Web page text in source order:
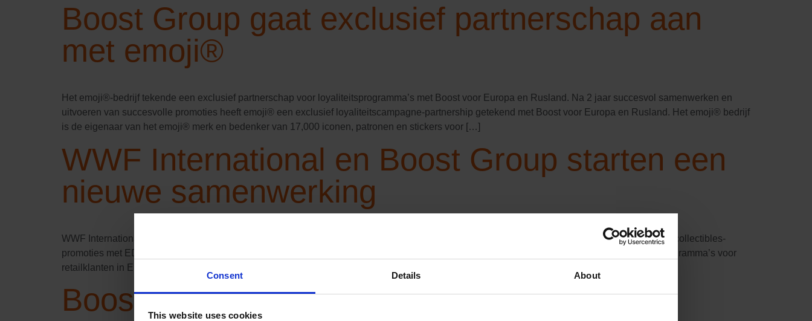
Consent Details About
This website uses cookies
Boost Group gaat exclusief partnerschap aan
met emoji®
Het emoji®-bedrijf tekende een exclusief partnerschap voor loyaliteitsprogramma’s met Boost voor Europa en Rusland. Na 2 jaar succesvol samenwerken en
uitvoeren van succesvolle promoties heeft emoji® een exclusief loyaliteitscampagne-partnership getekend met Boost voor Europa en Rusland. Het emoji® bedrijf
is de eigenaar van het emoji® merk en bedenker van 17,000 iconen, patronen en stickers voor […]
WWF International en Boost Group starten een
nieuwe samenwerking
WWF International en Boost Group werken samen aan de creatie van loyaliteitsprogramma’s voor retailklanten in Europa Na het succes van de collectibles-
promoties met EDEKA en COOP Zwitserland, werken WWF International en Boost Group samen aan de verdere uitrol van nieuwe loyaliteitsprogramma’s voor
retailklanten in Europa. WWF International ziet Boost Group als de perfecte partner om […]
Boost Group breidt uit in Azië-Pacific